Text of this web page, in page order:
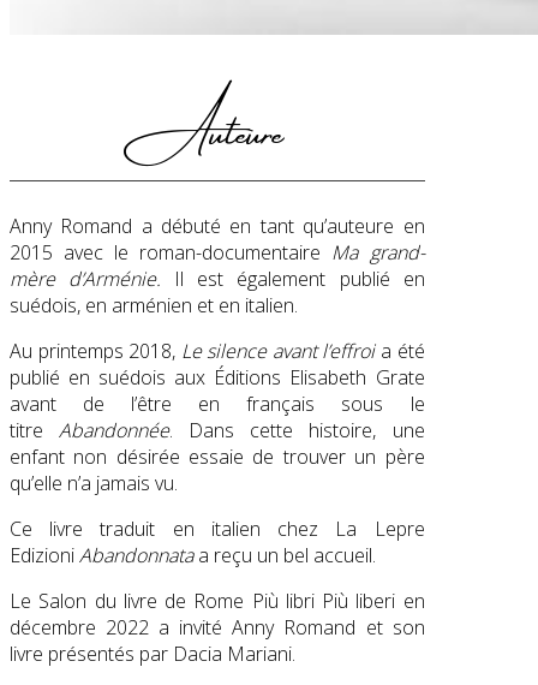
Auteure
Anny Romand a débuté en tant qu’auteure en
2015 avec le roman-documentaire Ma grand-
mère d’Arménie. Il est également publié en
suédois, en arménien et en italien.
Au printemps 2018, Le silence avant l’effroi a été
publié en suédois aux Éditions Elisabeth Grate
avant de l’être en français sous le
titreAbandonnée. Dans cette histoire, une
enfant non désirée essaie de trouver un père
qu’elle n’a jamais vu.
Ce livre traduit en italien chez La Lepre
EdizioniAbandonnataa reçu un bel accueil.
Le Salon du livre de Rome Più libri Più liberi en
décembre 2022 a invité Anny Romand et son
livre présentés par Dacia Mariani.